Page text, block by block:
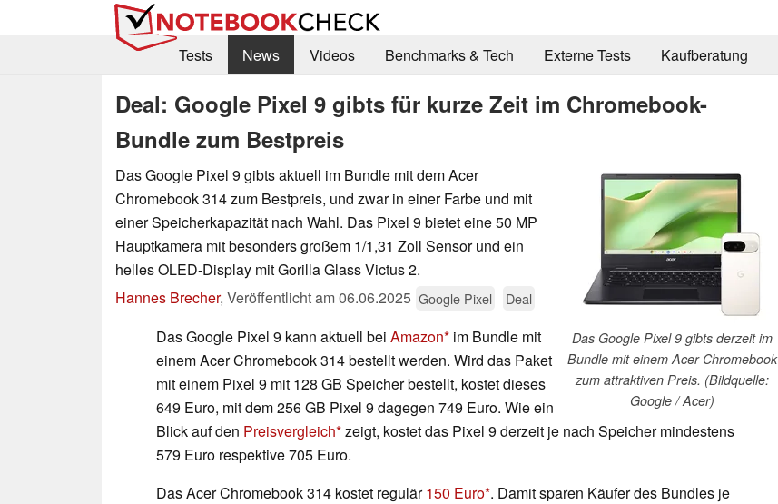
Tests
News Videos Benchmarks & Tech Externe Tests Kaufberatung
Deal: Google Pixel 9 gibts für kurze Zeit im Chromebook-
Bundle zum Bestpreis
Das Google Pixel 9 gibts derzeit im
Bundle mit einem Acer Chromebook
zum attraktiven Preis. (Bildquelle:
Google / Acer)
Das Google Pixel 9 gibts aktuell im Bundle mit dem Acer
Chromebook 314 zum Bestpreis, und zwar in einer Farbe und mit
einer Speicherkapazität nach Wahl. Das Pixel 9 bietet eine 50 MP
Hauptkamera mit besonders großem 1/1,31 Zoll Sensor und ein
helles OLED-Display mit Gorilla Glass Victus 2.
Hannes Brecher, Veröffentlicht am06.06.2025 Google Pixel Deal
Das Google Pixel 9 kann aktuell bei Amazon im Bundle mit
einem Acer Chromebook 314 bestellt werden. Wird das Paket
mit einem Pixel 9 mit 128 GB Speicher bestellt, kostet dieses
649 Euro, mit dem 256 GB Pixel 9 dagegen 749 Euro. Wie ein
Blick auf den Preisvergleich zeigt, kostet das Pixel 9 derzeit je nach Speicher mindestens
579 Euro respektive 705 Euro.
Das Acer Chromebook 314 kostet regulär150 Euro . Damit sparen Käufer des Bundles je